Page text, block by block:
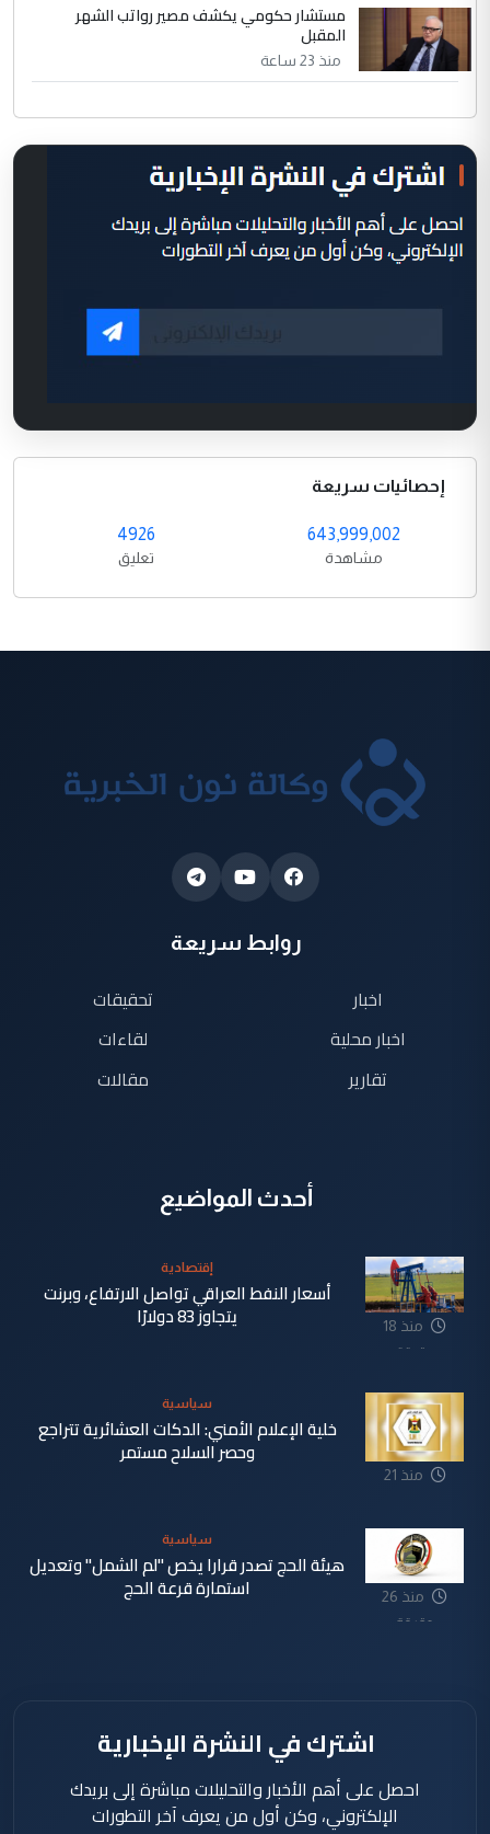
مستشار حكومي يكشف مصير رواتب الشهر
المقبل
منذ 23 ساعة
إحصائيات سريعة
643,999,002
مشاهدة
4926
تعليق
روابط سريعة
اخبار
اخبار محلية
تقارير
تحقيقات
لقاءات
مقالات
أحدث المواضيع
منذ 18
دقيقة
إقتصادية
أسعار النفط العراقي تواصل الارتفاع، وبرنت
يتجاوز 83 دولارًا
منذ 21
سياسية
خلية الإعلام الأمني: الدكات العشائرية تتراجع
وحصر السلاح مستمر
منذ 26
دقيقة
سياسية
هيئة الحج تصدر قرارا يخص "لم الشمل" وتعديل
استمارة قرعة الحج
اشترك في النشرة الإخبارية
احصل على أهم الأخبار والتحليلات مباشرة إلى بريدك
الإلكتروني، وكن أول من يعرف آخر التطورات